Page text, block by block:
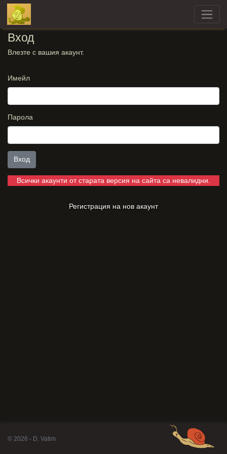
Вход
Влезте с вашия акаунт.
Имейл
Парола
Вход
Всички акаунти от старата версия на сайта са невалидни.
Регистрация на нов акаунт
© 2026 - D. Vatim